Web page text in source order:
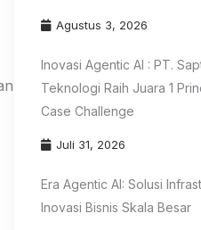
Agustus 3, 2026
Inovasi Agentic AI : PT.
Teknologi Raih Juara 1
Case Challenge
Juli 31, 2026
Era Agentic AI: Solusi
Inovasi Bisnis Skala Besar